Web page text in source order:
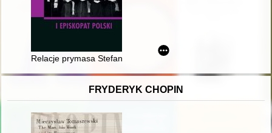
Relacje prymasa Stefana Wyszyńskiego z ordynariuszami
FRYDERYK CHOPIN